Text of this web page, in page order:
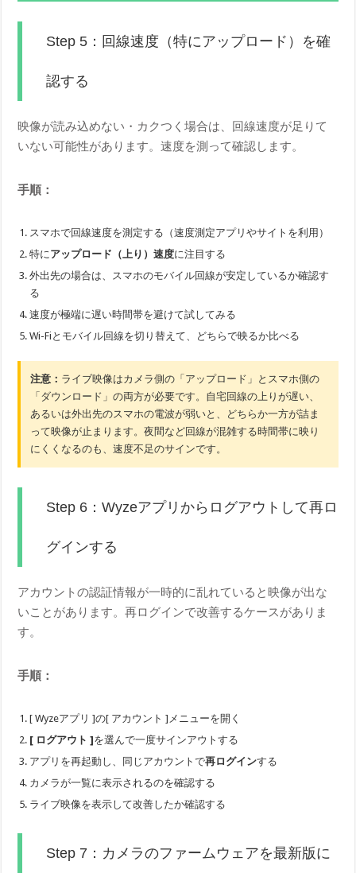
Step 5：回線速度（特にアップロード）を確
認する
映像が読み込めない・カクつく場合は、回線速度が足りて
いない可能性があります。速度を測って確認します。
手順：
スマホで回線速度を測定する（速度測定アプリやサイトを利用）
特に アップロード（上り）速度に注目する
外出先の場合は、スマホのモバイル回線が安定しているか確認す
る
速度が極端に遅い時間帯を避けて試してみる
Wi-Fiとモバイル回線を切り替えて、どちらで映るか比べる
注意： ライブ映像はカメラ側の「アップロード」とスマホ側の
「ダウンロード」の両方が必要です。自宅回線の上りが遅い、
あるいは外出先のスマホの電波が弱いと、どちらか一方が詰ま
って映像が止まります。夜間など回線が混雑する時間帯に映り
にくくなるのも、速度不足のサインです。
Step 6：Wyzeアプリからログアウトして再ロ
グインする
アカウントの認証情報が一時的に乱れていると映像が出な
いことがあります。再ログインで改善するケースがありま
す。
手順：
[ Wyzeアプリ ]の[ アカウント ]メニューを開く
[ ログアウト ]を選んで一度サインアウトする
アプリを再起動し、同じアカウントで再ログインする
カメラが一覧に表示されるのを確認する
ライブ映像を表示して改善したか確認する
Step 7：カメラのファームウェアを最新版に